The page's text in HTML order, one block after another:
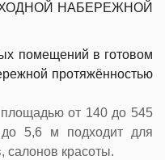
НАБЕРЕЖНОЙ
помещений в готовом
протяжённостью
от 140 до 545
5,6 м подходит для
салонов красоты.